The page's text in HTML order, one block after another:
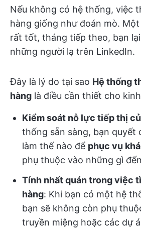
Nếu không có hệ thống, việc
hàng giống như đoán mò.
rất tốt, tháng tiếp theo, bạn
những người lạ trên LinkedIn.
Đây là lý do tại sao Hệ thống
hàng là điều cần thiết cho
Kiểm soát nỗ lực tiếp thị
thống sẵn sàng, bạn quyết
làm thế nào để phục vụ
phụ thuộc vào những gì
Tính nhất quán trong việc
hàng: Khi bạn có một hệ
bạn sẽ không còn phụ
truyền miệng hoặc các dự